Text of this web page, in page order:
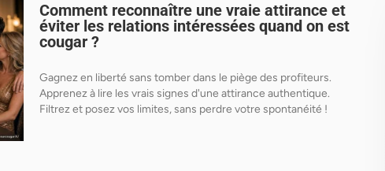
Comment reconnaître une vraie attirance et
éviter les relations intéressées quand on est
cougar ?
Gagnez en liberté sans tomber dans le piège des profiteurs.
Apprenez à lire les vrais signes d'une attirance authentique.
Filtrez et posez vos limites, sans perdre votre spontanéité !